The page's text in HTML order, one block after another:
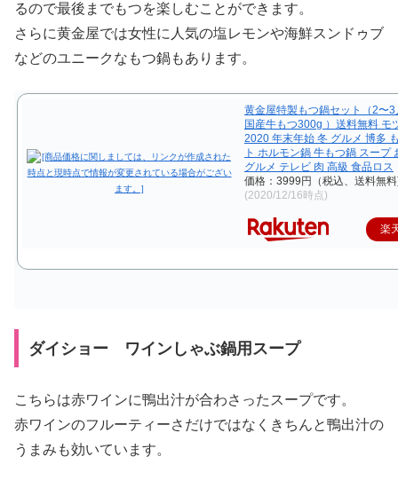
るので最後までもつを楽しむことができます。
さらに黄金屋では女性に人気の塩レモンや海鮮スンドゥブ
などのユニークなもつ鍋もあります。
黄金屋特製もつ鍋セット（2〜3
国産牛もつ300g ）送料無料 モ
2020 年末年始 冬 グルメ 博多
ト ホルモン鍋 牛もつ鍋 スープ
グルメ テレビ 肉 高級 食品ロス
価格：3999円（税込、送料無
(2020/12/16時点)
楽
ダイショー ワインしゃぶ鍋用スープ
こちらは赤ワインに鴨出汁が合わさったスープです。
赤ワインのフルーティーさだけではなくきちんと鴨出汁の
うまみも効いています。